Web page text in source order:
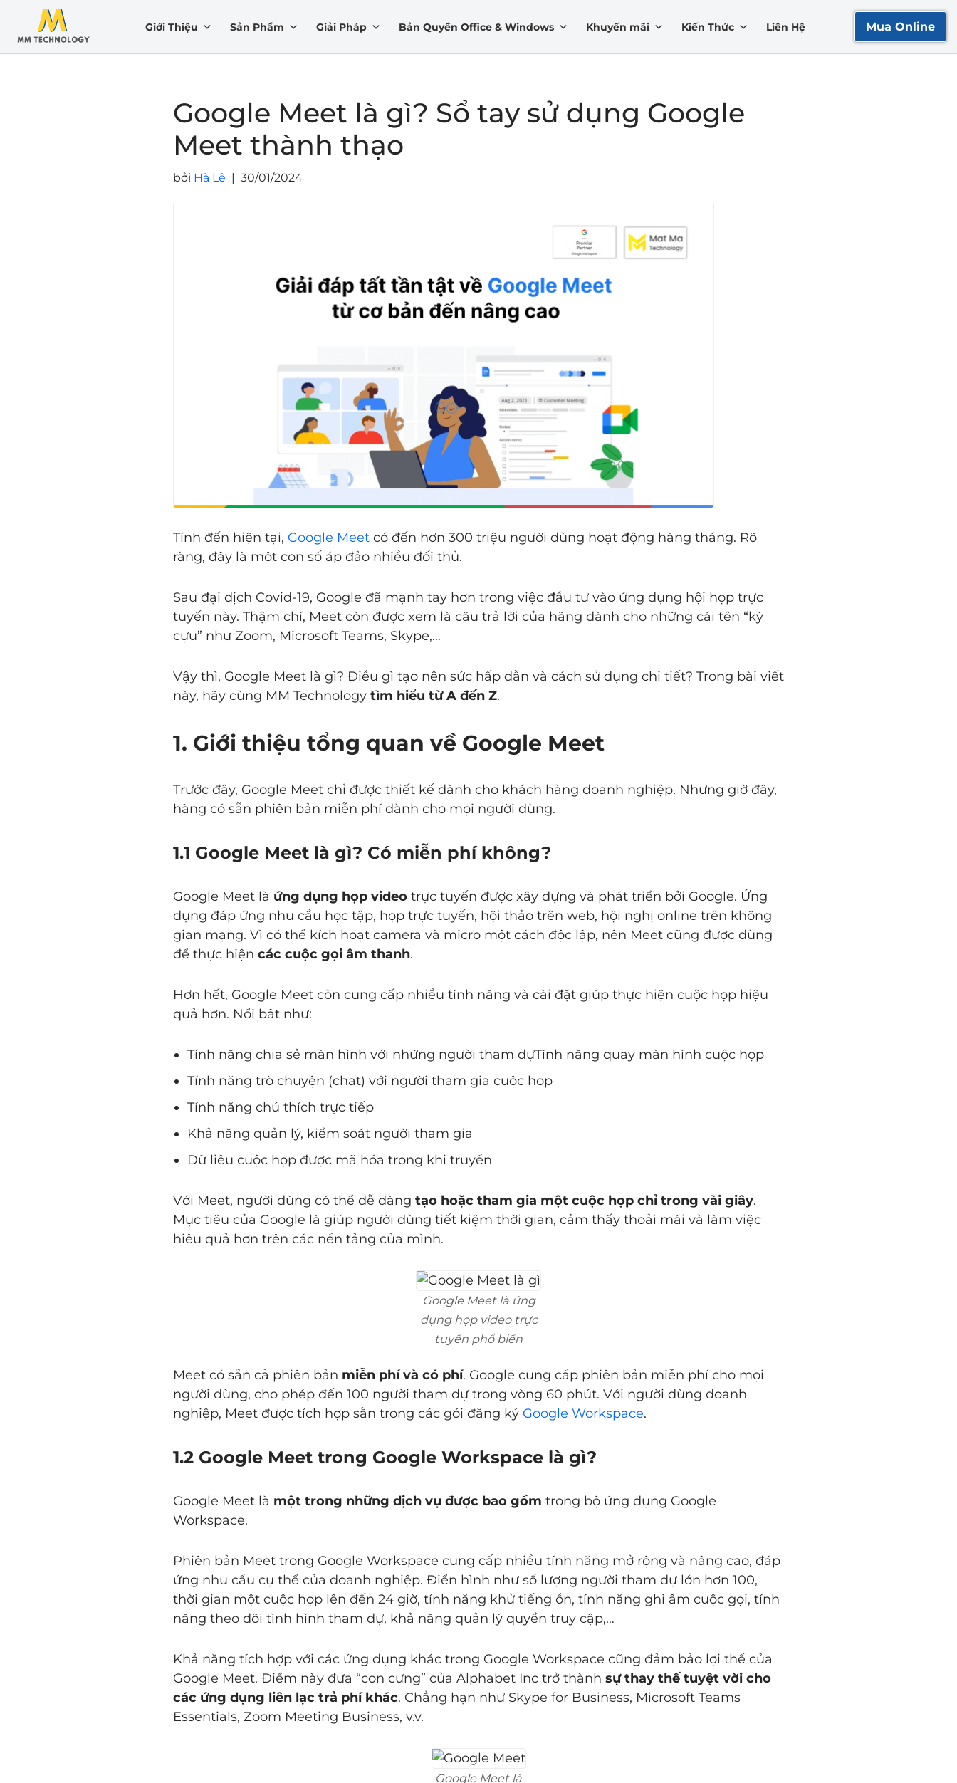
Chuyển
tới
Giới Thiệu Sản Phẩm Giải Pháp Bản Quyền Office & Windows Khuyến mãi Kiến Thức Liên Hệ Mua Online
Google Meet là gì? Sổ tay sử dụng Google
Meet thành thạo
bởi Hà Lê 30/01/2024
Tính đến hiện tại, Google Meet có đến hơn 300 triệu người dùng hoạt động hàng tháng. Rõ
ràng, đây là một con số áp đảo nhiều đối thủ.
Sau đại dịch Covid-19, Google đã mạnh tay hơn trong việc đầu tư vào ứng dụng hội họp trực
tuyến này. Thậm chí, Meet còn được xem là câu trả lời của hãng dành cho những cái tên “kỳ
cựu” như Zoom, Microsoft Teams, Skype,…
Vậy thì, Google Meet là gì? Điều gì tạo nên sức hấp dẫn và cách sử dụng chi tiết? Trong bài viết
này, hãy cùng MM Technology tìm hiểu từ A đến Z.
1. Giới thiệu tổng quan về Google Meet
Trước đây, Google Meet chỉ được thiết kế dành cho khách hàng doanh nghiệp. Nhưng giờ đây,
hãng có sẵn phiên bản miễn phí dành cho mọi người dùng.
1.1 Google Meet là gì? Có miễn phí không?
Google Meet là ứng dụng họp video trực tuyến được xây dựng và phát triển bởi Google. Ứng
dụng đáp ứng nhu cầu học tập, họp trực tuyến, hội thảo trên web, hội nghị online trên không
gian mạng. Vì có thể kích hoạt camera và micro một cách độc lập, nên Meet cũng được dùng
để thực hiện các cuộc gọi âm thanh.
Hơn hết, Google Meet còn cung cấp nhiều tính năng và cài đặt giúp thực hiện cuộc họp hiệu
quả hơn. Nổi bật như:
Tính năng chia sẻ màn hình với những người tham dựTính năng quay màn hình cuộc họp
Tính năng trò chuyện (chat) với người tham gia cuộc họp
Tính năng chú thích trực tiếp
Khả năng quản lý, kiểm soát người tham gia
Dữ liệu cuộc họp được mã hóa trong khi truyền
Với Meet, người dùng có thể dễ dàng tạo hoặc tham gia một cuộc họp chỉ trong vài giây.
Mục tiêu của Google là giúp người dùng tiết kiệm thời gian, cảm thấy thoải mái và làm việc
hiệu quả hơn trên các nền tảng của mình.
Google Meet là ứng
dụng họp video trực
tuyến phổ biến
Meet có sẵn cả phiên bản miễn phí và có phí. Google cung cấp phiên bản miễn phí cho mọi
người dùng, cho phép đến 100 người tham dự trong vòng 60 phút. Với người dùng doanh
nghiệp, Meet được tích hợp sẵn trong các gói đăng ký Google Workspace.
1.2 Google Meet trong Google Workspace là gì?
Google Meet là một trong những dịch vụ được bao gồm trong bộ ứng dụng Google
Workspace.
Phiên bản Meet trong Google Workspace cung cấp nhiều tính năng mở rộng và nâng cao, đáp
ứng nhu cầu cụ thể của doanh nghiệp. Điển hình như số lượng người tham dự lớn hơn 100,
thời gian một cuộc họp lên đến 24 giờ, tính năng khử tiếng ồn, tính năng ghi âm cuộc gọi, tính
năng theo dõi tình hình tham dự, khả năng quản lý quyền truy cập,…
Khả năng tích hợp với các ứng dụng khác trong Google Workspace cũng đảm bảo lợi thế của
Google Meet. Điểm này đưa “con cưng” của Alphabet Inc trở thành sự thay thế tuyệt vời cho
các ứng dụng liên lạc trả phí khác. Chẳng hạn như Skype for Business, Microsoft Teams
Essentials, Zoom Meeting Business, v.v.
Google Meet là